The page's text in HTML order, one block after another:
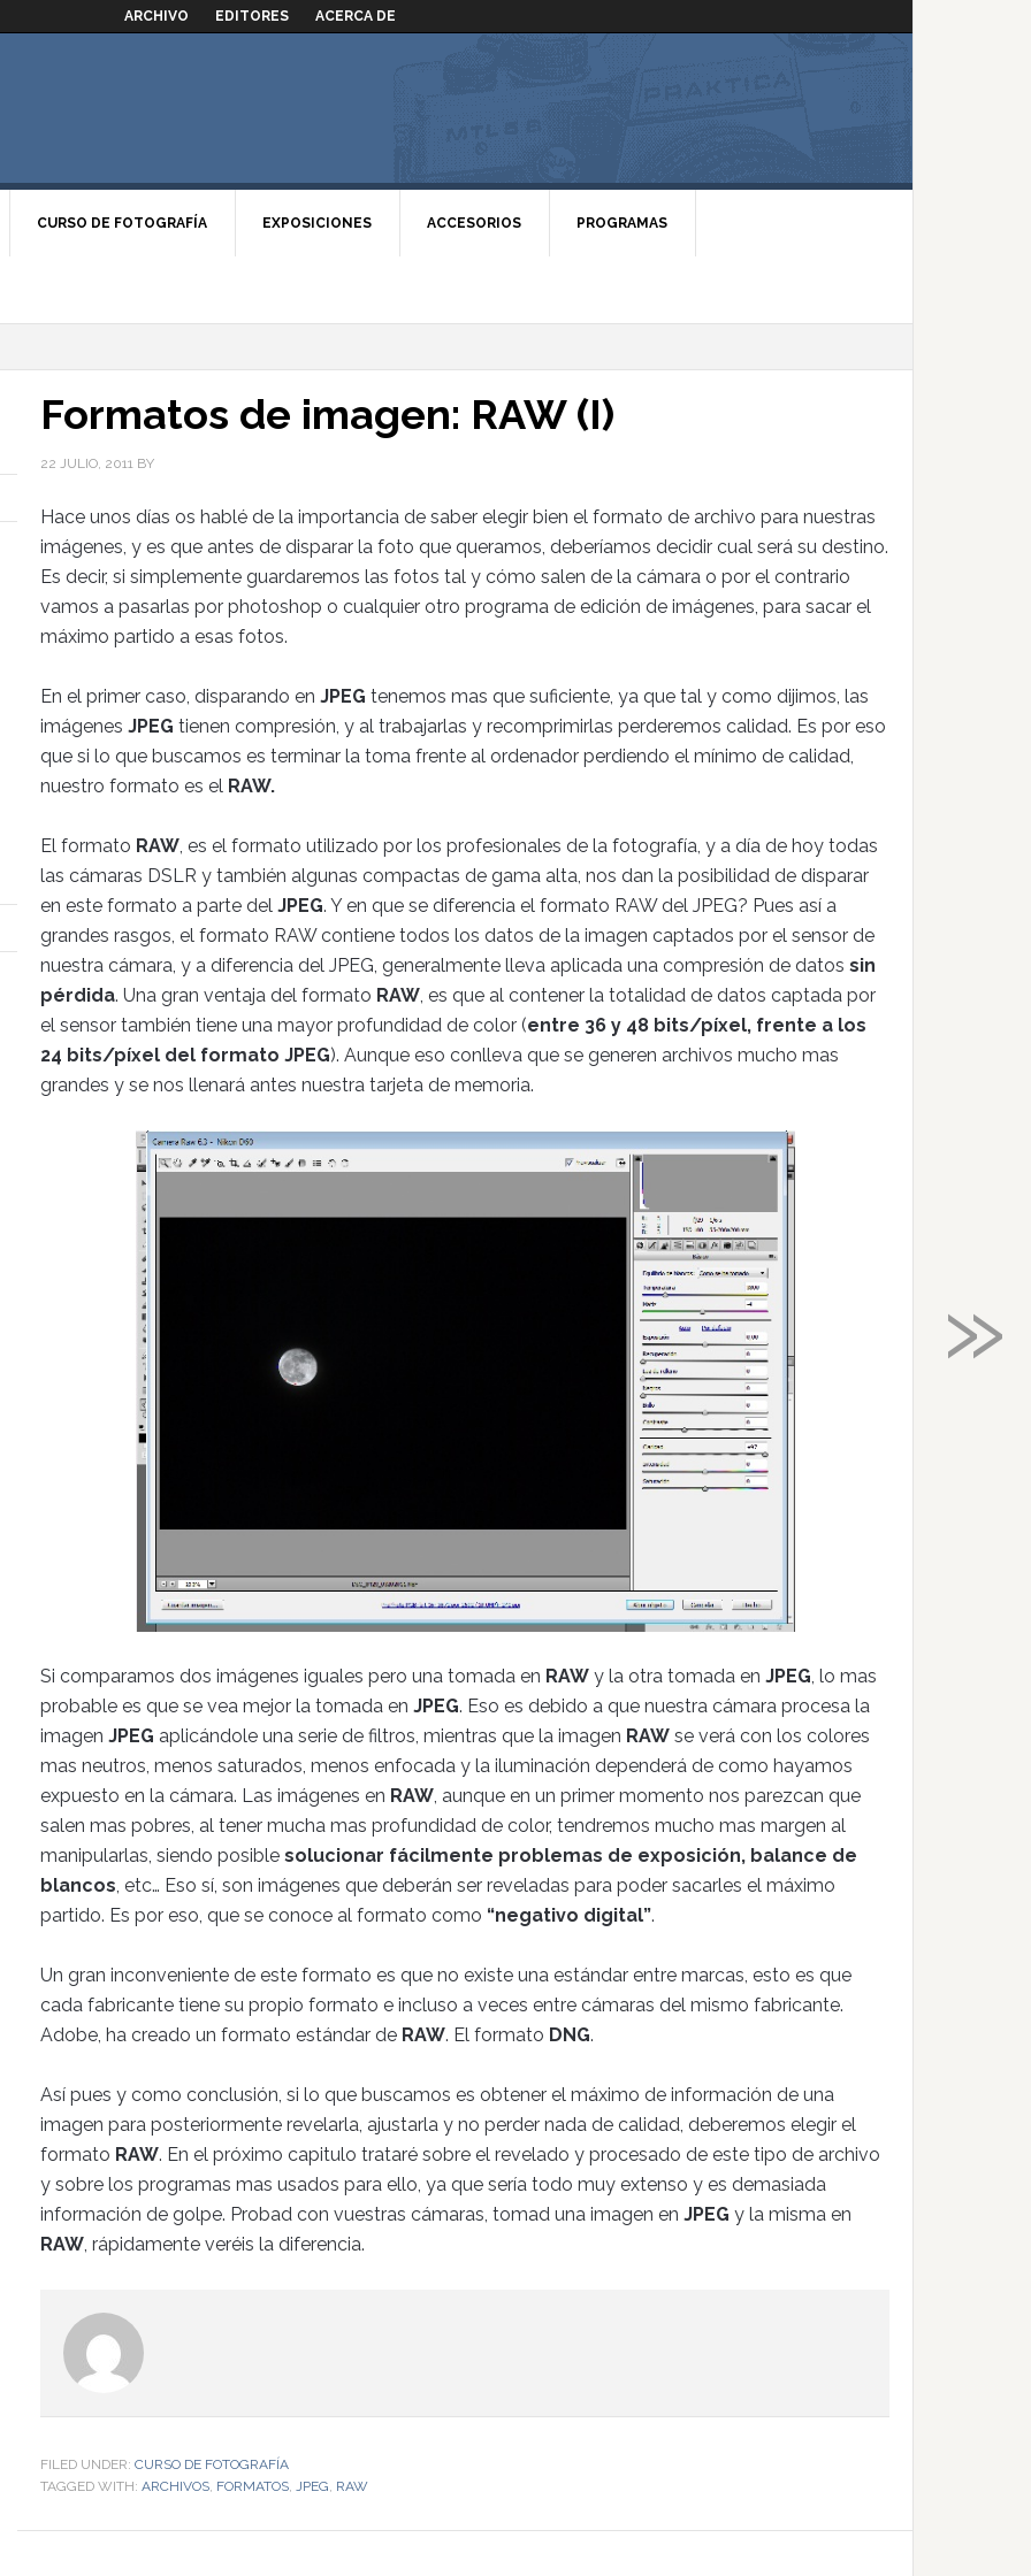
ARCHIVO EDITORES ACERCA DE
CURSO DE FOTOGRAFÍA EXPOSICIONES ACCESORIOS PROGRAMAS
Formatos de imagen: RAW (I)
22 JULIO, 2011 BY
Hace unos días os hablé de la importancia de saber elegir bien el formato de archivo para nuestras
imágenes, y es que antes de disparar la foto que queramos, deberíamos decidir cual será su destino.
Es decir, si simplemente guardaremos las fotos tal y cómo salen de la cámara o por el contrario
vamos a pasarlas por photoshop o cualquier otro programa de edición de imágenes, para sacar el
máximo partido a esas fotos.
En el primer caso, disparando en JPEG tenemos mas que suficiente, ya que tal y como dijimos, las
imágenes JPEG tienen compresión, y al trabajarlas y recomprimirlas perderemos calidad. Es por eso
que si lo que buscamos es terminar la toma frente al ordenador perdiendo el mínimo de calidad,
nuestro formato es el RAW.
El formato RAW, es el formato utilizado por los profesionales de la fotografía, y a día de hoy todas
las cámaras DSLR y también algunas compactas de gama alta, nos dan la posibilidad de disparar
en este formato a parte del JPEG. Y en que se diferencia el formato RAW del JPEG? Pues así a
grandes rasgos, el formato RAW contiene todos los datos de la imagen captados por el sensor de
nuestra cámara, y a diferencia del JPEG, generalmente lleva aplicada una compresión de datos sin
pérdida. Una gran ventaja del formato RAW, es que al contener la totalidad de datos captada por
el sensor también tiene una mayor profundidad de color (entre 36 y 48 bits/píxel, frente a los
24 bits/píxel del formato JPEG). Aunque eso conlleva que se generen archivos mucho mas
grandes y se nos llenará antes nuestra tarjeta de memoria.
Si comparamos dos imágenes iguales pero una tomada en RAW y la otra tomada en JPEG, lo mas
probable es que se vea mejor la tomada en JPEG. Eso es debido a que nuestra cámara procesa la
imagen JPEG aplicándole una serie de filtros, mientras que la imagen RAW se verá con los colores
mas neutros, menos saturados, menos enfocada y la iluminación dependerá de como hayamos
expuesto en la cámara. Las imágenes en RAW, aunque en un primer momento nos parezcan que
salen mas pobres, al tener mucha mas profundidad de color, tendremos mucho mas margen al
manipularlas, siendo posible solucionar fácilmente problemas de exposición, balance de
blancos, etc… Eso sí, son imágenes que deberán ser reveladas para poder sacarles el máximo
partido. Es por eso, que se conoce al formato como “negativo digital”.
Un gran inconveniente de este formato es que no existe una estándar entre marcas, esto es que
cada fabricante tiene su propio formato e incluso a veces entre cámaras del mismo fabricante.
Adobe, ha creado un formato estándar de RAW. El formato DNG.
Así pues y como conclusión, si lo que buscamos es obtener el máximo de información de una
imagen para posteriormente revelarla, ajustarla y no perder nada de calidad, deberemos elegir el
formato RAW. En el próximo capitulo trataré sobre el revelado y procesado de este tipo de archivo
y sobre los programas mas usados para ello, ya que sería todo muy extenso y es demasiada
información de golpe. Probad con vuestras cámaras, tomad una imagen en JPEG y la misma en
RAW, rápidamente veréis la diferencia.
FILED UNDER: CURSO DE FOTOGRAFÍA
TAGGED WITH: ARCHIVOS, FORMATOS, JPEG, RAW
»